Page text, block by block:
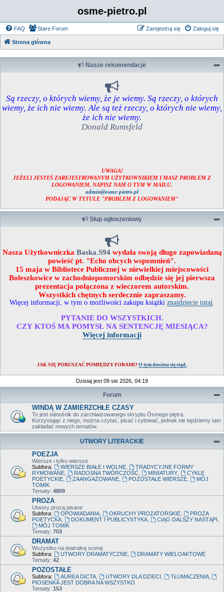
osme-pietro.pl
FAQ Zaloguj się
Zarejestruj się
Stare Forum
Strona główna
Nasze rekomendacje
Są rzeczy, o których wiemy, że je wiemy. Są rzeczy, o których
wiemy, że ich nie wiemy. Ale są też rzeczy, o których nie wiemy,
że ich nie wiemy.
Donald Rumsfeld
UWAGA!
JEŻELI JESTEŚ ZAREJESTROWANYM UŻYTKOWNIKIEM I MASZ PROBLEM Z
LOGOWANIEM, NAPISZ NAM O TYM W MAILU.
admin@osme-pietro.pl
PODAJĄC W TYTULE "PROBLEM Z LOGOWANIEM"
Słup ogłoszeniowy
Nasza Użytkowniczka Baska.S94 wydała swoją długo zapowiadaną
powieść pt. "Echo obcych wspomnień".
15 maja w Bibliotece Publicznej w niewielkiej miejscowości
Boleszkowice w zachodniopomorskim odbędzie się jej pierwsza
prezentacja połączona z wieczorem autorskim.
Wszystkich chętnych serdecznie zapraszamy.
Więcej informacji, w tym o możliwości zakupu książki znajdziecie tutaj
PYTANIE DO WSZYSTKICH.
CZY KTOŚ MA POMYSŁ NA SENTENCJĘ MIESIĄCA?
Więcej informacji
JAK SIĘ PORUSZAĆ POMIĘDZY FORAMI? O tym dowiesz się stąd.
Dzisiaj jest 09 sie 2026, 04:19
Forum
WINDĄ W ZAMIERZCHŁE CZASY
To jest odnośnik do zarchiwizowanego skryptu Ósmego piętra.
Korzystając z niego, można czytać, pisać i cytować, jednak nie będziemy tam
zakładać nowych tematów.
UTWORY LITERACKIE
POEZJA
Wiersze i tylko wiersze
Subfora:
WIERSZE BIAŁE I WOLNE,
TRADYCYJNE FORMY
RYMOWANE
RADOSNA TWÓRCZOŚĆ, MINIATURY,
CYKLE
POETYCKIE
ZAANGAŻOWANE, POZOSTAŁE WIERSZE,
MÓJ
TOMIK
Tematy: 4809
PROZA
Utwory prozą pisane
Subfora:
OPOWIADANIA, OKRUCHY PROZATORSKIE,
PROZA
POETYCKA
DOKUMENT I PUBLICYSTYKA, CIĄG DALSZY NASTĄPI
MÓJ TOMIK
Tematy: 703
DRAMAT
Wszystko na teatralną scenę
Subfora:
UTWORY DRAMATYCZNE,
DRAMATY WIELOAKTOWE
Tematy: 42
POZOSTAŁE
Subfora: AUREA DICTA, UTWORY DLA DZIECI TŁUMACZENIA,
PIOSENKA JEST DOBRA NA WSZYSTKO
Tematy: 153